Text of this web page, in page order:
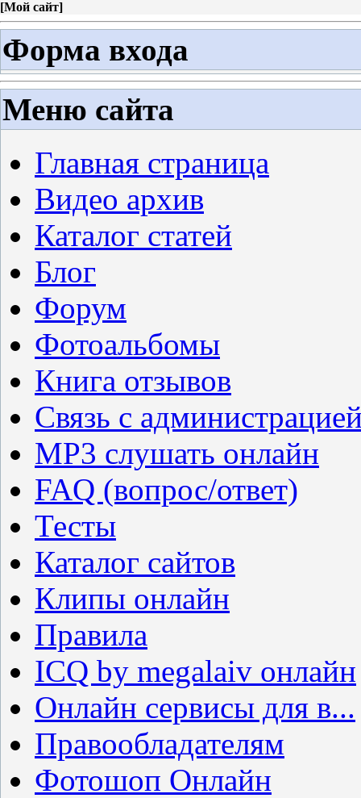
[Мой сайт]
Форма входа
Меню сайта
Главная страница
Видео архив
Каталог статей
Блог
Форум
Фотоальбомы
Книга отзывов
Связь с
MP3 слушать онлайн
FAQ (вопрос/ответ)
Тесты
Каталог сайтов
Клипы онлайн
Правила
ICQ by megalaiv онлайн
Онлайн сервисы для в...
Правообладателям
Фотошоп Онлайн